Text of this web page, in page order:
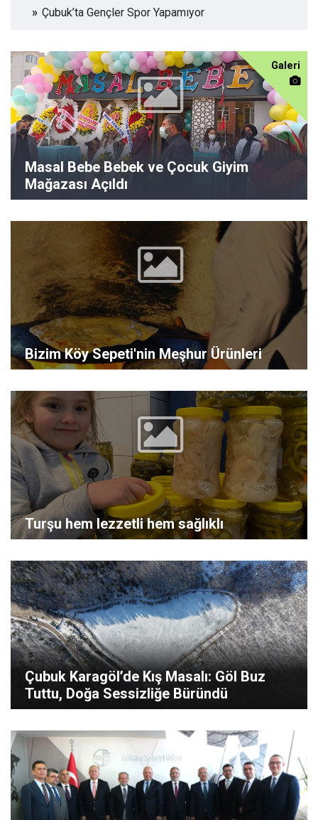
Çubuk’ta Gençler Spor Yapamıyor
Galeri
Masal Bebe Bebek ve Çocuk Giyim
Mağazası Açıldı
Bizim Köy Sepeti'nin Meşhur Ürünleri
Turşu hem lezzetli hem sağlıklı
Çubuk Karagöl’de Kış Masalı: Göl Buz
Tuttu, Doğa Sessizliğe Büründü